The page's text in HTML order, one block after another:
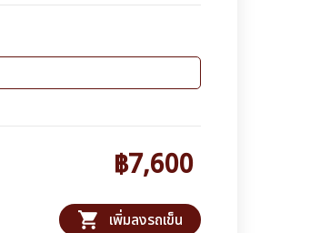
฿7,600
shopping_cart เพิ่มลงรถเข็น